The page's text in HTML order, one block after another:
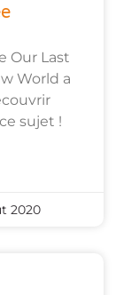
Our Last
World a
sujet !
2020